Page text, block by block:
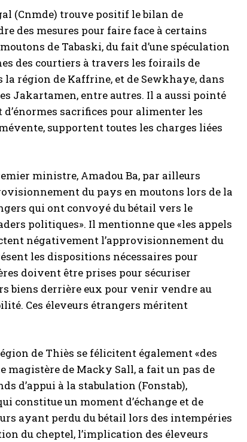
(Cnmde) trouve positif le bilan de
des mesures pour faire face à certains
de Tabaski, du fait d’une spéculation
des courtiers à travers les foirails de
région de Kaffrine, et de Sewkhaye, dans
Jakartamen, entre autres. Il a aussi pointé
sacrifices pour alimenter les
supportent toutes les charges liées
ministre, Amadou Ba, par ailleurs
du pays en moutons lors de la
qui ont convoyé du bétail vers le
politiques». Il mentionne que «les appels
négativement l’approvisionnement du
les dispositions nécessaires pour
doivent être prises pour sécuriser
biens derrière eux pour venir vendre au
Ces éleveurs étrangers méritent
de Thiès se félicitent également «des
magistère de Macky Sall, a fait un pas de
d’appui à la stabulation (Fonstab),
constitue un moment d’échange et de
ayant perdu du bétail lors des intempéries
du cheptel, l’implication des éleveurs